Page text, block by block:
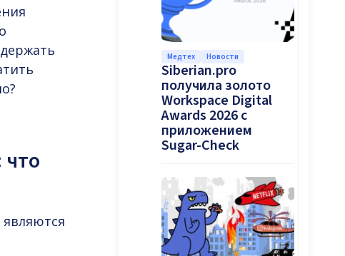
Медтех Новости
Siberian.pro
получила золото
Workspace Digital
Awards 2026 с
приложением
Sugar-Check